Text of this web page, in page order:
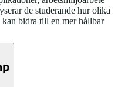
de studerande hur olika
bidra till en mer hållbar